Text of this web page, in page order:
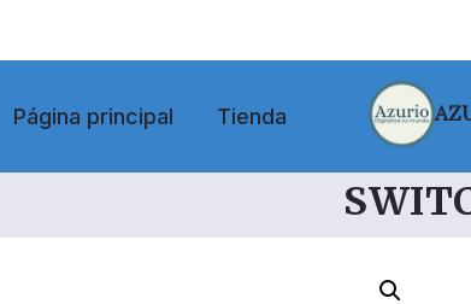
Página principal Tienda